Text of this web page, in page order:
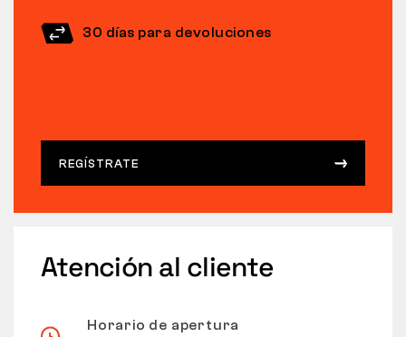
30 días para devoluciones
REGÍSTRATE
Atención al cliente
Horario de apertura